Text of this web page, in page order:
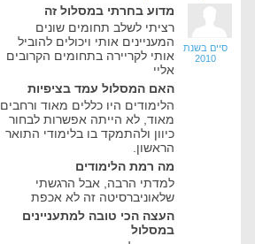
סיים בשנת
2010
מדוע בחרתי במסלול זה
רציתי לשלב תחומים שונים
המעניינים אותי ויכולים להוביל
אותי לקריירה בתחומים הקרובים
אליי
האם המסלול עמד בציפיות
הלימודים היו כללים מאוד ורחבים
מאוד, לא הייתה אפשרות לבחור
כיוון ולהתמקד בו בלימודי התואר
הראשון.
מה רמת הלימודים
למדתי הרבה, אבל הרגשתי
שלאוניברסיטה זה לא אכפת
העצה הכי טובה למתעניינים
במסלול